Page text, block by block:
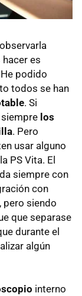
es
podido
todos se han
. Si
los
. Pero
usar alguno
PS Vita. El
siempre con
con
pero siendo
que separase
durante el
algún
interno